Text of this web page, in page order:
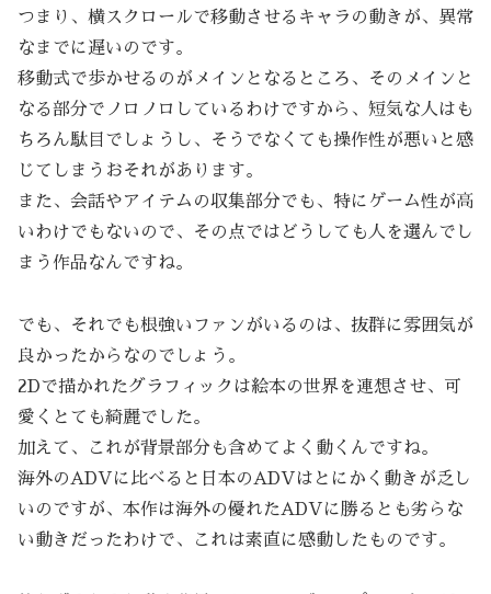
つまり、横スクロールで移動させるキャラの動きが、異常
なまでに遅いのです。
移動式で歩かせるのがメインとなるところ、そのメインと
なる部分でノロノロしているわけですから、短気な人はも
ちろん駄目でしょうし、そうでなくても操作性が悪いと感
じてしまうおそれがあります。
また、会話やアイテムの収集部分でも、特にゲーム性が高
いわけでもないので、その点ではどうしても人を選んでし
まう作品なんですね。
でも、それでも根強いファンがいるのは、抜群に雰囲気が
良かったからなのでしょう。
2Dで描かれたグラフィックは絵本の世界を連想させ、可
愛くとても綺麗でした。
加えて、これが背景部分も含めてよく動くんですね。
海外のADVに比べると日本のADVはとにかく動きが乏し
いのですが、本作は海外の優れたADVに勝るとも劣らな
い動きだったわけで、これは素直に感動したものです。